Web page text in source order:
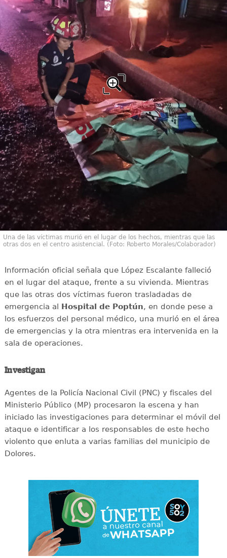
Una de las víctimas murió en el lugar de los hechos, mientras que las
otras dos en el centro asistencial. (Foto: Roberto Morales/Colaborador)
Información oficial señala que López Escalante falleció
en el lugar del ataque, frente a su vivienda. Mientras
que las otras dos víctimas fueron trasladadas de
emergencia al Hospital de Poptún, en donde pese a
los esfuerzos del personal médico, una murió en el área
de emergencias y la otra mientras era intervenida en la
sala de operaciones.
Investigan
Agentes de la Policía Nacional Civil (PNC) y fiscales del
Ministerio Público (MP) procesaron la escena y han
iniciado las investigaciones para determinar el móvil del
ataque e identificar a los responsables de este hecho
violento que enluta a varias familias del municipio de
Dolores.